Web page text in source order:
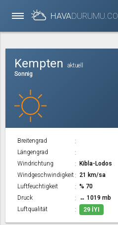
HAVADURUMU.CO
Kempten
aktuell
Sonnig
Breitengrad
Längengrad
Windrichtung
Kibla-Lodos
Windgeschwindigkeit
21 km/sa
Luftfeuchtigkeit
% 70
Druck
↔ 1019 mb
Luftqualität
29 İYI